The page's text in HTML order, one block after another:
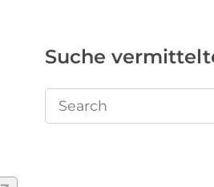
Suche